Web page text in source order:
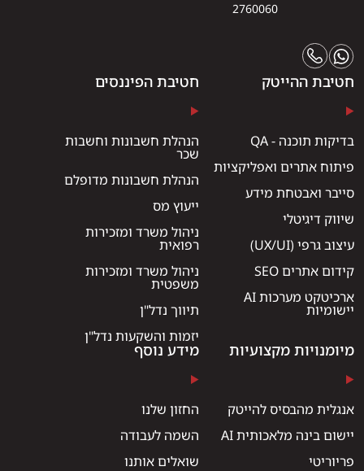
2760060
חטיבת ההייטק
בדיקות תוכנה - QA
פיתוח אתרים ואפליקציות
סייבר ואבטחת מידע
שיווק דיגיטלי
עיצוב גרפי (UX/UI)
קידום אתרים SEO
ארכיטקט מערכות AI
יישומיות
חטיבת הפיננסים
הנהלת חשבונות וחשבות
שכר
הנהלת חשבונות מדופלם
ייעוץ מס
ניהול משרד ומזכירות
רפואית
ניהול משרד ומזכירות
משפטית
תיווך נדל"ן
יזמות והשקעות נדל"ן
מיומנויות מקצועיות
אנגלית מהבסיס להייטק
יישום בינה מלאכותית AI
פריוריטי
מידע נוסף
החזון שלנו
השמה לעבודה
שואלים אותנו